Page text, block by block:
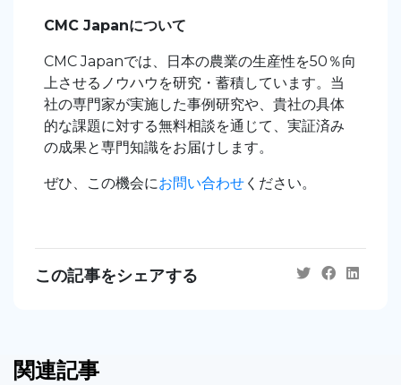
CMC Japanについて
CMC Japanでは、
日本の農業の生産性を50％向
上させるノウハウを研究・蓄積しています。当
社の専門家が実施した事例研究や、貴社の具体
的な課題に対する無料相談を通じて、実証済み
の成果と専門知識をお届けします。
ぜひ、この機会にお問い合わせ ください。
この記事をシェアする
関連記事